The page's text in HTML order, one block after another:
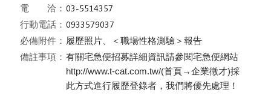
電 洽：
行動電話：
必備附件： 履歷照片、＜職場性格測驗＞報告
備註事項： 有關宅急便招募詳細資訊請參閱宅急便網站
http://www.t-cat.com.tw/(首頁→企業徵才)採
此方式進行履歷登錄者，我們將優先處理！